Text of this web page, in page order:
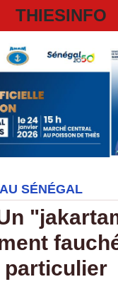
THIESINFO
SÉNÉGAL
particulier